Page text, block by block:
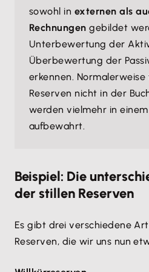
sowohl in externen als
Rechnungen gebildet
Unterbewertung der
Überbewertung der
erkennen.
Reserven nicht in der
werden vielmehr in einem
aufbewahrt.
Beispiel: Die
der stillen Reserven
Es gibt drei verschiedene
Reserven, die wir uns nun